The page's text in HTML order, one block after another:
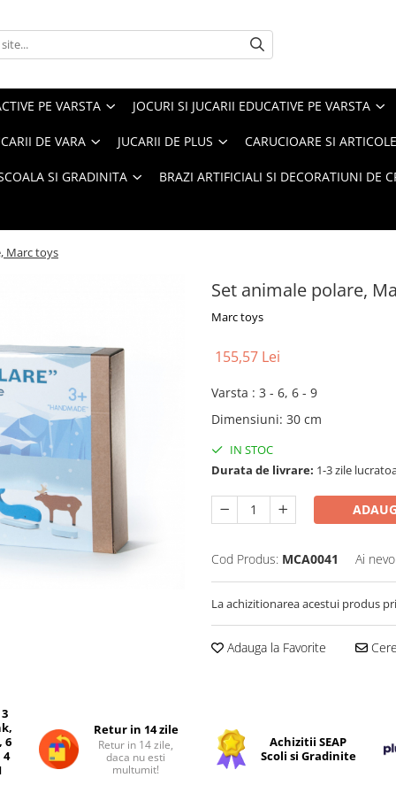
PE VARSTA JOCURI SI JUCARII EDUCATIVE PE VARSTA
DE VARA JUCARII DE PLUS CARUCIOARE SI
SI GRADINITA BRAZI ARTIFICIALI SI DECORATIUNI DE
Marc toys
Set animale polare,
Marc toys
155,57 Lei
Varsta : 3 - 6, 6 - 9
Dimensiuni: 30 cm
IN STOC
Durata de livrare: 1-3 zile
Cod Produs: MCA0041 Ai
La achizitionarea acestui produs
Adauga la Favorite
6
4
Retur in 14 zile
Retur in 14 zile,
daca nu esti
multumit!
Achizitii SEAP
Scoli si Gradinite